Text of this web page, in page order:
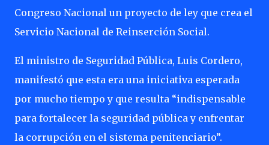
Congreso Nacional un proyecto de ley que crea el
Servicio Nacional de Reinserción Social.
El ministro de Seguridad Pública, Luis Cordero,
manifestó que esta era una iniciativa esperada
por mucho tiempo y que resulta “indispensable
para fortalecer la seguridad pública y enfrentar
la corrupción en el sistema penitenciario”.